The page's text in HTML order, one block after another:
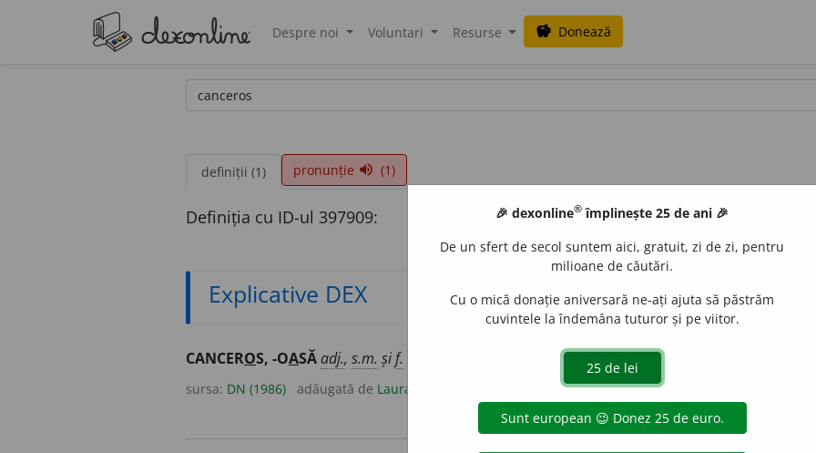
Despre noi Voluntari Resurse savings Donează
definiții (1) pronunție volume_up (1)
Definiția cu ID-ul 397909:
Explicative DEX
CANCEROS, -OASĂadj., s.m. șif. Cf.fr.cancéreux].
sursa: DN (1986) adăugată de LauraGellner
🎉 dexonline® împlinește 25 de ani 🎉
De un sfert de secol suntem aici, gratuit, zi de zi, pentru
milioane de căutări.
Cu o mică donație aniversară ne-ați ajuta să păstrăm
cuvintele la îndemâna tuturor și pe viitor.